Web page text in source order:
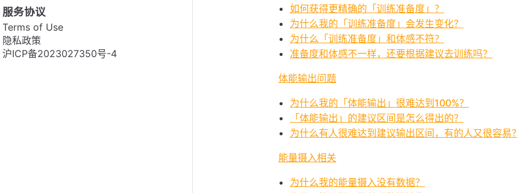
服务协议
Terms of Use
隐私政策
沪ICP备2023027350号-4
如何获得更精确的「训练准备度」？
为什么我的「训练准备度」会发生变化？
为什么「训练准备度」和体感不符？
准备度和体感不一样，还要根据建议去训练吗？
体能输出问题
为什么我的「体能输出」很难达到100%？
「体能输出」的建议区间是怎么得出的？
为什么有人很难达到建议输出区间，有的人又很容易？
能量摄入相关
为什么我的能量摄入没有数据？